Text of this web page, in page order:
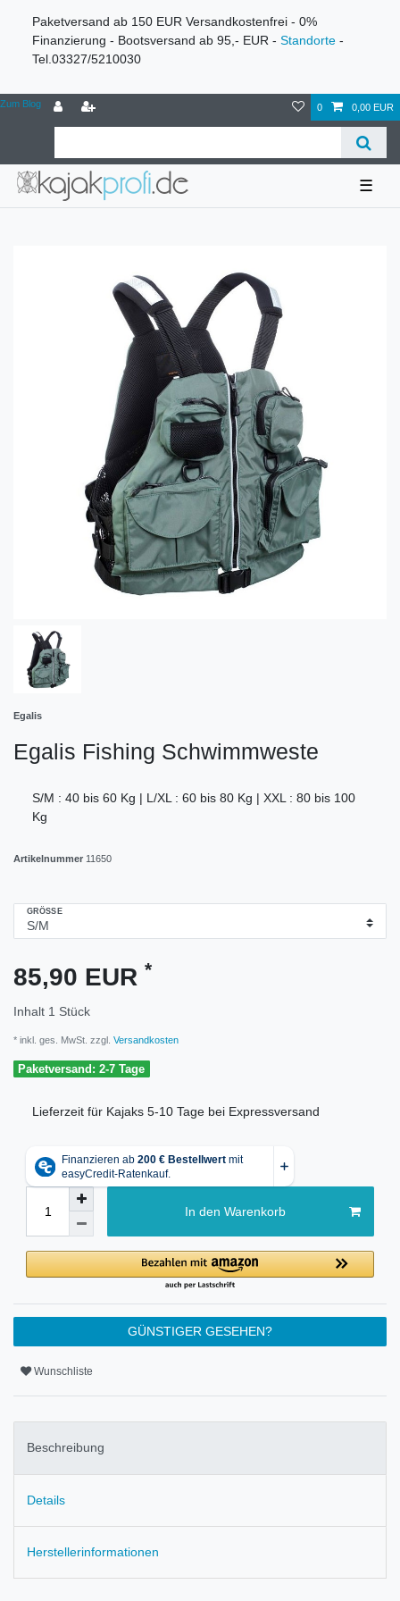
Paketversand ab 150 EUR Versandkostenfrei - 0%
Finanzierung - Bootsversand ab 95,- EUR - Standorte -
Tel.03327/5210030
Zum Blog 0 0,00 EUR
☰
Egalis
Egalis Fishing Schwimmweste
S/M : 40 bis 60 Kg | L/XL : 60 bis 80 Kg | XXL : 80 bis 100
Kg
Artikelnummer 11650
GRÖSSE
85,90 EUR *
Inhalt 1 Stück
* inkl. ges. MwSt. zzgl. Versandkosten
Paketversand: 2-7 Tage
Lieferzeit für Kajaks 5-10 Tage bei Expressversand
In den Warenkorb
GÜNSTIGER GESEHEN?
Wunschliste
Beschreibung
Details
Herstellerinformationen